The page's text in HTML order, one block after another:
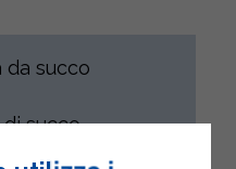
da succo
di succo